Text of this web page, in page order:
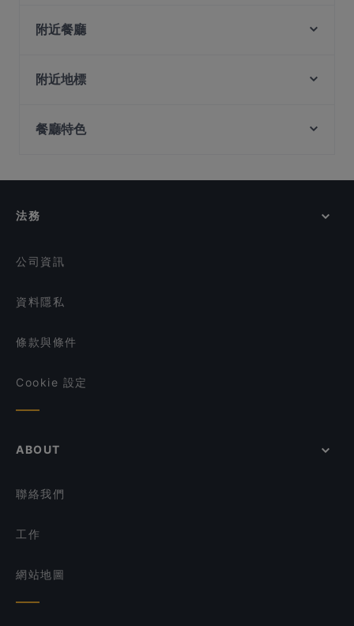
Navarisi Restaurant
Mangiamo Pizzeria
Hospoda Microbrewery
附近餐廳
Alchemy Bistro
VK MESS South Indian Feast
Alankar @ Norris Rd
附近地標
Fort Canning Park, 新加坡
餐廳特色
在 新加坡 的 環境舒適的餐廳
法務
公司資訊
資料隱私
條款與條件
Cookie 設定
ABOUT
聯絡我們
工作
網站地圖